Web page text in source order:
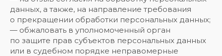
данных, а также, на направление требования
о прекращении обработки персональных данных;
— обжаловать в уполномоченный орган
по защите прав субъектов персональных данных
или в судебном порядке неправомерные